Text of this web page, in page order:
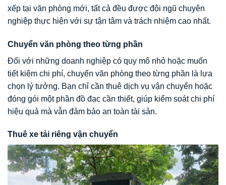
xếp tại văn phòng mới, tất cả đều được đội ngũ chuyên
nghiệp thực hiện với sự tận tâm và trách nhiệm cao nhất.
Chuyển văn phòng theo từng phần
Đối với những doanh nghiệp có quy mô nhỏ hoặc muốn
tiết kiệm chi phí, chuyển văn phòng theo từng phần là lựa
chọn lý tưởng. Bạn chỉ cần thuê dịch vụ vận chuyển hoặc
đóng gói một phần đồ đạc cần thiết, giúp kiểm soát chi phí
hiệu quả mà vẫn đảm bảo an toàn tài sản.
Thuê xe tải riêng vận chuyển